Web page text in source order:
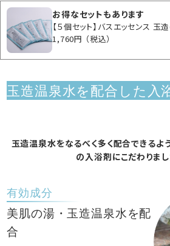
お得なセットもあります
【５個セット】バスエッセンス 玉
1,760円 （税込）
玉造温泉水を配合した入
玉造温泉水をなるべく多く配合できるよ
の入浴剤にこだわりまし
有効成分
美肌の湯・玉造温泉水を配
合